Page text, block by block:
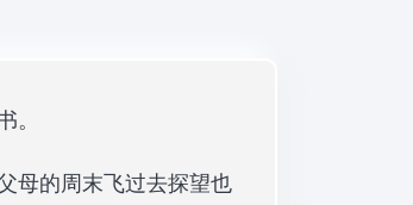
母的周末飞过去探望也